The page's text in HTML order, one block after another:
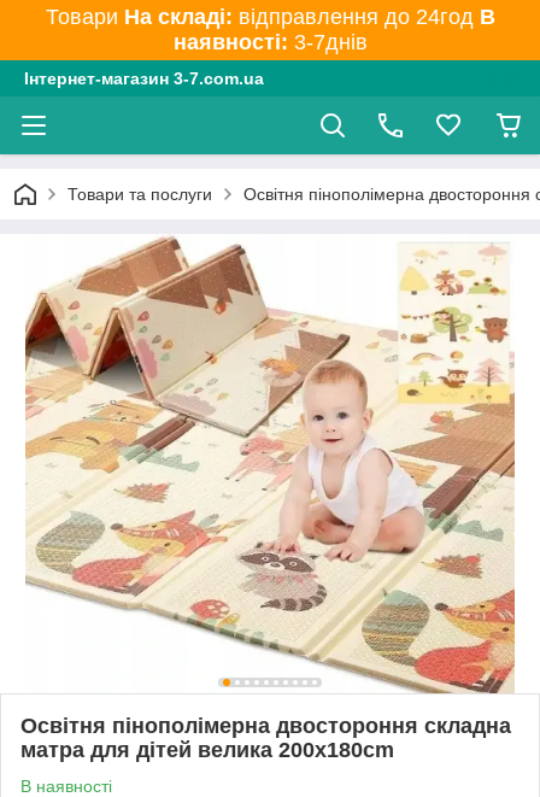
Товари На складі: відправлення до 24год В
наявності: 3-7днів
Інтернет-магазин 3-7.com.ua
Товари та послуги Освітня пінополімерна
Освітня пінополімерна двостороння складна
матра для дітей велика 200x180cm
В наявності